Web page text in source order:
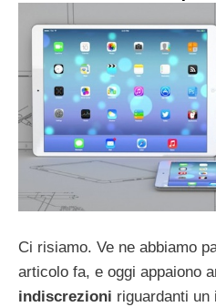
Ci risiamo. Ve ne abbiamo
articolo fa, e oggi appaiono
indiscrezioni riguardanti un